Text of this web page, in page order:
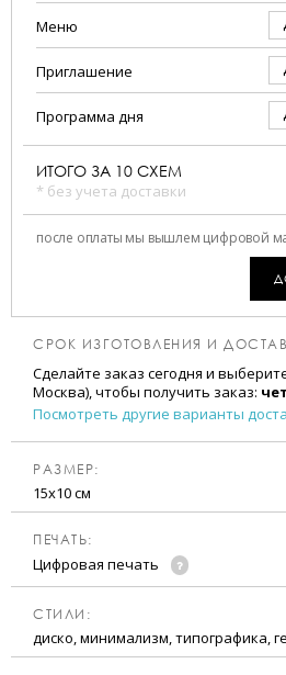
Меню
Приглашение
Программа дня
ИТОГО ЗА 10 СХЕМ
* без учета доставки
после оплаты мы вышлем цифровой
СРОК ИЗГОТОВЛЕНИЯ И
Сделайте заказ сегодня и
Москва), чтобы получить заказ:
Посмотреть другие варианты
РАЗМЕР:
15х10 см
ПЕЧАТЬ:
Цифровая печать
CТИЛИ:
диско, минимализм, типографика,